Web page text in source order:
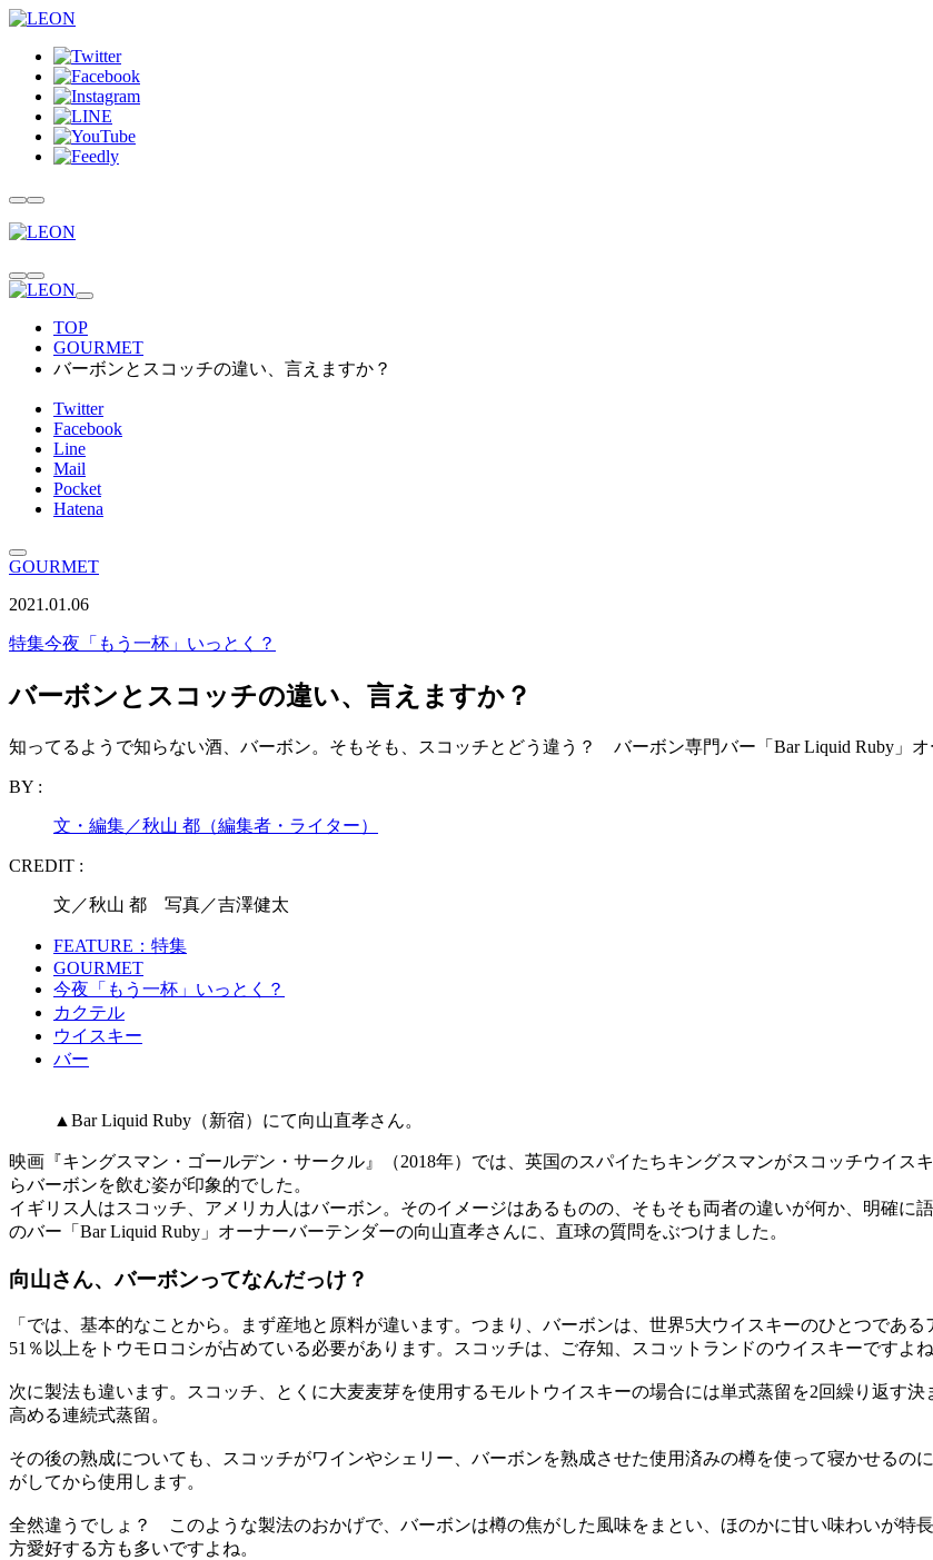
TOP
GOURMET
バーボンとスコッチの違い、言えますか？
Twitter
Facebook
Line
Mail
Pocket
Hatena
GOURMET
2021.01.06
特集今夜「もう一杯」いっとく？
バーボンとスコッチの違い、言えますか？
知ってるようで知らない酒、バーボン。そもそも、スコッチとどう違う？ バーボン専門バー「Bar Liquid Ruby」
BY :
文・編集／秋山 都（編集者・ライター）
CREDIT :
文／秋山 都 写真／吉澤健太
FEATURE：特集
GOURMET
今夜「もう一杯」いっとく？
カクテル
ウイスキー
バー
▲Bar Liquid Ruby（新宿）にて向山直孝さん。
映画『キングスマン・ゴールデン・サークル』（2018年）では、英国のスパイたちキングスマンがスコッチウイ
らバーボンを飲む姿が印象的でした。
イギリス人はスコッチ、アメリカ人はバーボン。そのイメージはあるものの、そもそも両者の違いが何か、明確
のバー「Bar Liquid Ruby」オーナーバーテンダーの向山直孝さんに、直球の質問をぶつけました。
向山さん、バーボンってなんだっけ？
「では、基本的なことから。まず産地と原料が違います。つまり、バーボンは、世界5大ウイスキーのひとつであ
51％以上をトウモロコシが占めている必要があります。スコッチは、ご存知、スコットランドのウイスキーですよね
次に製法も違います。スコッチ、とくに大麦麦芽を使用するモルトウイスキーの場合には単式蒸留を2回繰り返す
高める連続式蒸留。
その後の熟成についても、スコッチがワインやシェリー、バーボンを熟成させた使用済みの樽を使って寝かせるの
がしてから使用します。
全然違うでしょ？ このような製法のおかげで、バーボンは樽の焦がした風味をまとい、ほのかに甘い味わいが特
方愛好する方も多いですよね。